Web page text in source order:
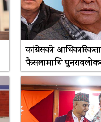
कांग्रेसको
फैसलामाथि